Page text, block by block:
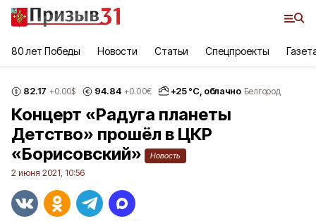
80 лет Победы Новости Статьи Спецпроекты
82.17 +0.00$ 94.84 +0.00€ +25°С, облачно Белгород
Концерт «Радуга планеты
Детство» прошёл в ЦКР
«Борисовский»
Новость
2 июня 2021, 10:56